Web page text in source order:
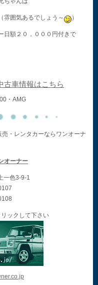
雰囲気あるでしょう～ ）
日額２０，０００円付きで
古車情報はこちら
・AMG
・レンタカーならワンオーナ
オーナー
一色3-9-1
ックして下さい